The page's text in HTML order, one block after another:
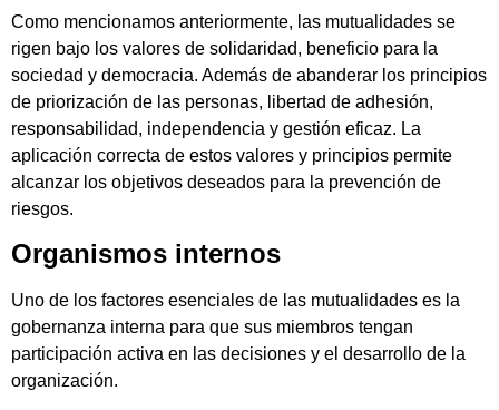
Como mencionamos anteriormente, las mutualidades se
rigen bajo los valores de solidaridad, beneficio para la
sociedad y democracia. Además de abanderar los principios
de priorización de las personas, libertad de adhesión,
responsabilidad, independencia y gestión eficaz. La
aplicación correcta de estos valores y principios permite
alcanzar los objetivos deseados para la prevención de
riesgos.
Organismos internos
Uno de los factores esenciales de las mutualidades es la
gobernanza interna para que sus miembros tengan
participación activa en las decisiones y el desarrollo de la
organización.